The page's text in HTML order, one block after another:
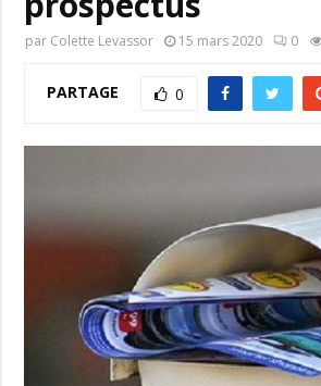
par Colette Levassor 15 mars 2020 0
PARTAGE 0